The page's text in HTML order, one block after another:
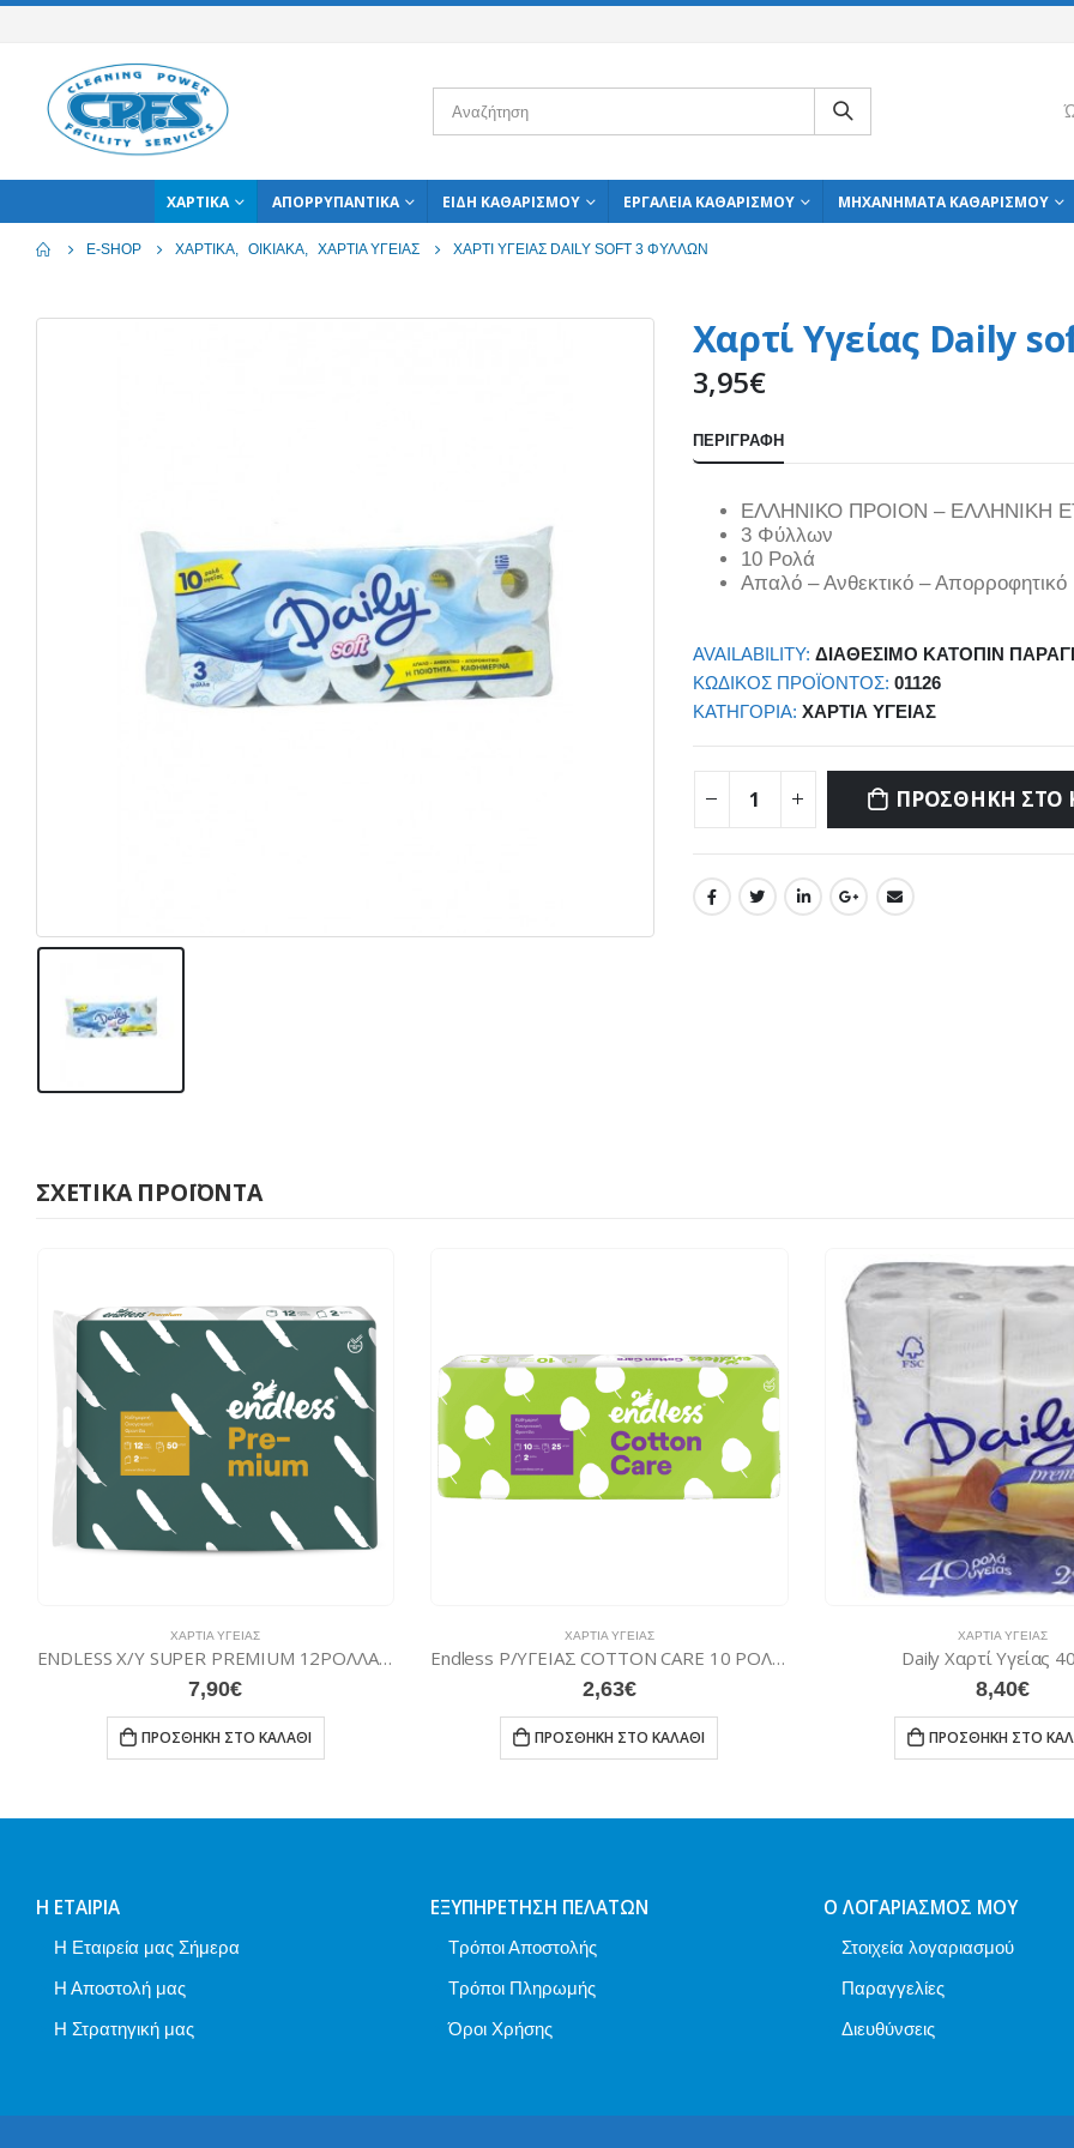
ΧΑΡΤΙΚΆ ΑΠΟΡΡΥΠΑΝΤΙΚΆ ΕΊΔΗ ΚΑΘΑΡΙΣΜΟΎ ΕΡΓΑΛΕΊΑ ΚΑΘΑΡΙΣΜΟΎ ΜΗΧΑΝΉΜΑΤΑ ΚΑΘΑΡΙΣΜΟΎ
E-SHOP ΧΑΡΤΙΚΆ, ΟΙΚΙΑΚΆ, ΧΑΡΤΙΆ ΥΓΕΊΑΣ ΧΑΡΤΊ ΥΓΕΊΑΣ DAILY SOFT 3 ΦΎΛΛΩΝ
Χαρτί Υγείας Daily
3,95€
ΠΕΡΙΓΡΑΦΉ
ΕΛΛΗΝΙΚΟ ΠΡΟΙΟΝ – ΕΛΛΗΝΙΚΗ
3 Φύλλων
10 Ρολά
Απαλό – Ανθεκτικό – Απορροφητικό
AVAILABILITY: ΔΙΑΘΈΣΙΜΟ ΚΑΤΌΠΙΝ
ΚΩΔΙΚΌΣ ΠΡΟΪΌΝΤΟΣ: 01126
ΚΑΤΗΓΟΡΊΑ: ΧΑΡΤΙΆ ΥΓΕΊΑΣ
ΠΡΟΣΘΉΚΗ ΣΤΟ
ΣΧΕΤΙΚΆ ΠΡΟΪΌΝΤΑ
ΧΑΡΤΙΆ ΥΓΕΊΑΣ
ENDLESS Χ/Υ SUPER PREMIUM 12ΡΟΛΛΑ ΛΕΙΟ
7,90€
ΠΡΟΣΘΉΚΗ ΣΤΟ ΚΑΛΆΘΙ
ΧΑΡΤΙΆ ΥΓΕΊΑΣ
Endless Ρ/ΥΓΕΙΑΣ COTTON CARE 10 ΡΟΛΛΑ
2,63€
ΠΡΟΣΘΉΚΗ ΣΤΟ ΚΑΛΆΘΙ
ΧΑΡΤΙΆ ΥΓΕΊΑΣ
Daily Χαρτί Υγείας
8,40€
ΠΡΟΣΘΉΚΗ ΣΤΟ
Η ΕΤΑΙΡΊΑ
Η Εταιρεία μας Σήμερα
Η Αποστολή μας
Η Στρατηγική μας
ΕΞΥΠΗΡΈΤΗΣΗ ΠΕΛΑΤΏΝ
Τρόποι Αποστολής
Τρόποι Πληρωμής
Όροι Χρήσης
Ο ΛΟΓΑΡΙΑΣΜΌΣ ΜΟΥ
Στοιχεία λογαριασμού
Παραγγελίες
Διευθύνσεις